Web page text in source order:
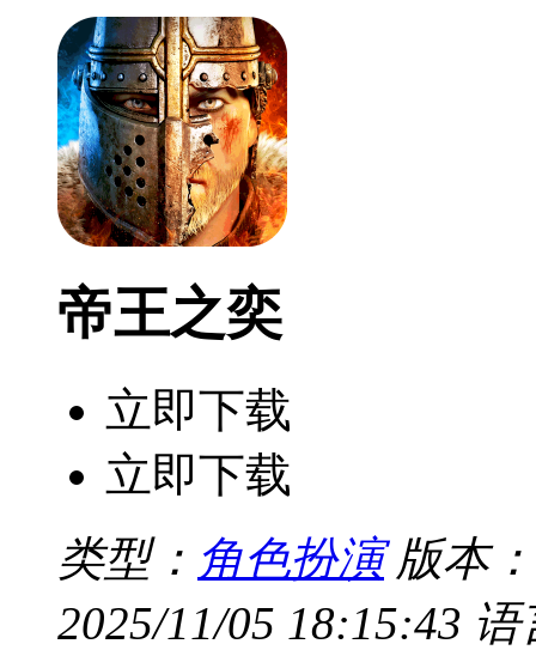
帝王之奕
立即下载
立即下载
类型： 角色扮演 版本
2025/11/05 18:15:43 语